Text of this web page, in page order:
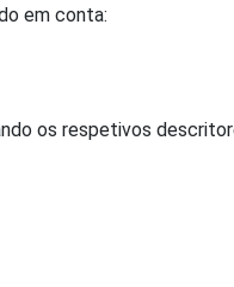
em conta:
​os respetivos